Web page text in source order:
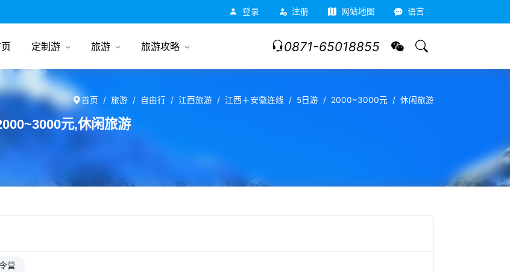
登录 注册 网站地图 语言
定制游 旅游 旅游攻略 0871-65018855
首页 旅游 自由行 江西旅游 江西＋安徽连线 5日游 2000~3000元 休闲旅游
元,休闲旅游
营